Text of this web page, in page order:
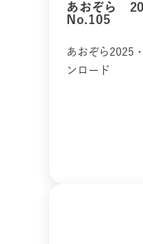
あおぞら
No.105
あおぞら2025
ンロード